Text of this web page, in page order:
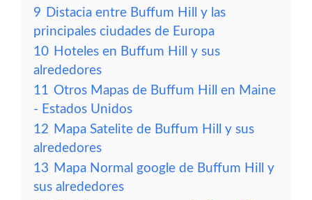
9 Distacia entre Buffum Hill y las
principales ciudades de Europa
10 Hoteles en Buffum Hill y sus
alrededores
11 Otros Mapas de Buffum Hill en Maine
- Estados Unidos
12 Mapa Satelite de Buffum Hill y sus
alrededores
13 Mapa Normal google de Buffum Hill y
sus alrededores